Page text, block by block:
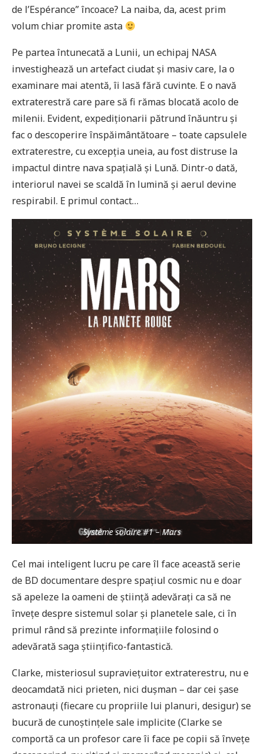
de l’Espérance” încoace? La naiba, da, acest prim
volum chiar promite asta
Pe partea întunecată a Lunii, un echipaj NASA
investighează un artefact ciudat și masiv care, la o
examinare mai atentă, îi lasă fără cuvinte. E o navă
extraterestră care pare să fi rămas blocată acolo de
milenii. Evident, expediționarii pătrund înăuntru și
fac o descoperire înspăimântătoare – toate capsulele
extraterestre, cu excepția uneia, au fost distruse la
impactul dintre nava spațială și Lună. Dintr-o dată,
interiorul navei se scaldă în lumină și aerul devine
respirabil. E primul contact…
Système solaire #1 – Mars
Cel mai inteligent lucru pe care îl face această serie
de BD documentare despre spațiul cosmic nu e doar
să apeleze la oameni de știință adevărați ca să ne
învețe despre sistemul solar și planetele sale, ci în
primul rând să prezinte informațiile folosind o
adevărată saga științifico-fantastică.
Clarke, misteriosul supraviețuitor extraterestru, nu e
deocamdată nici prieten, nici dușman – dar cei șase
astronauți (fiecare cu propriile lui planuri, desigur) se
bucură de cunoștințele sale implicite (Clarke se
comportă ca un profesor care îi face pe copii să învețe